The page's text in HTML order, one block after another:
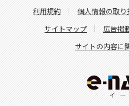
利用規約
個人情報の取り
サイトマップ
広告掲
サイトの内容に